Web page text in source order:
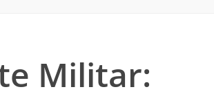
Militar: